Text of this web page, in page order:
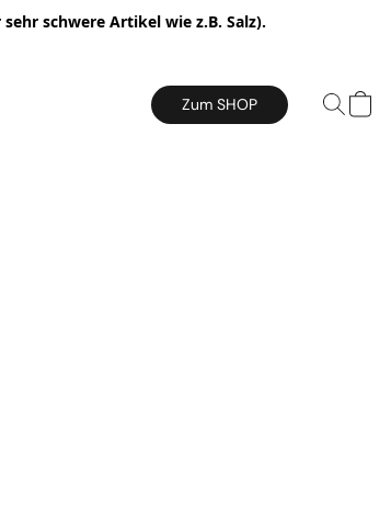
schwere Artikel wie z.B. Salz).
Zum SHOP